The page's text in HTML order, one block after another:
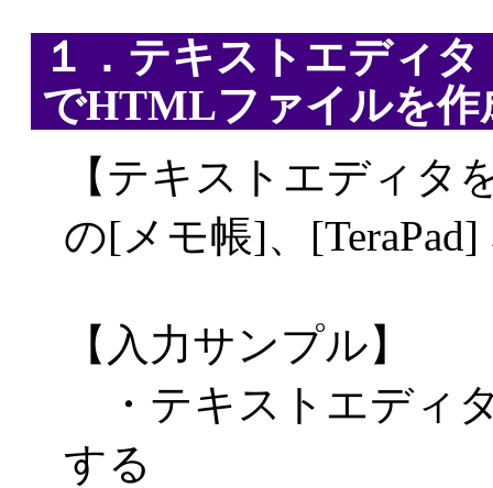
１．テキストエディ
でHTMLファイルを作
【テキストエディ
の[メモ帳]、
【入力サンプル】
・テキストエディ
する